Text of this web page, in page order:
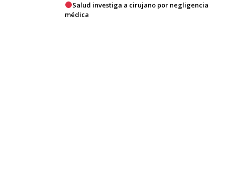
Salud investiga a cirujano por negligencia
médica